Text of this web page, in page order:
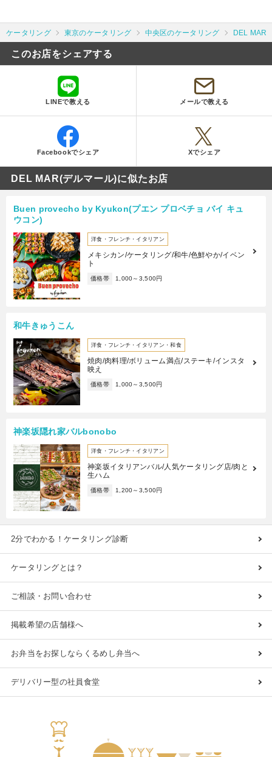
ケータリング 東京のケータリング 中央区のケータリング DEL MAR(
このお店をシェアする
LINEで教える メールで教える
Facebookでシェア Xでシェア
DEL MAR(デルマール)に似たお店
Buen provecho by Kyukon(プエン プロベチョ バイ キュ
ウコン)
洋食・フレンチ・イタリアン
メキシカン/ケータリング/和牛/色鮮やか/イベン
ト
価格帯 1,000～3,500円
和牛きゅうこん
洋食・フレンチ・イタリアン・和食
焼肉/肉料理/ボリューム満点/ステーキ/インスタ
映え
価格帯 1,000～3,500円
神楽坂隠れ家バルbonobo
洋食・フレンチ・イタリアン
神楽坂イタリアンバル/人気ケータリング店/肉と
生ハム
価格帯 1,200～3,500円
2分でわかる！ケータリング診断
ケータリングとは？
ご相談・お問い合わせ
掲載希望の店舗様へ
お弁当をお探しならくるめし弁当へ
デリバリー型の社員食堂